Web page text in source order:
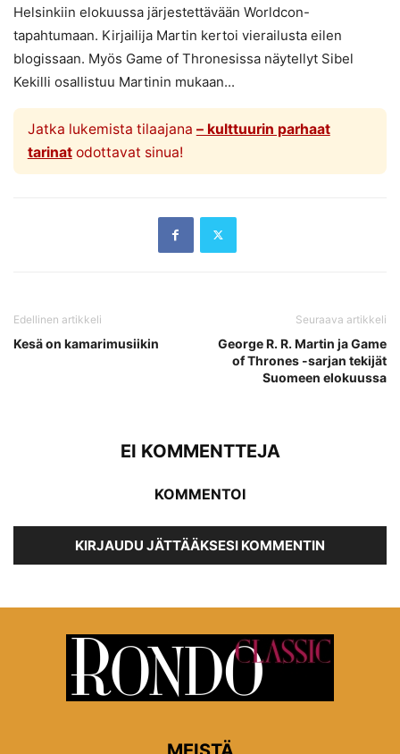
Helsinkiin elokuussa järjestettävään Worldcon-
tapahtumaan. Kirjailija Martin kertoi vierailusta eilen
blogissaan. Myös Game of Thronesissa näytellyt Sibel
Kekilli osallistuu Martinin mukaan...
Jatka lukemista tilaajana – kulttuurin parhaat
tarinatodottavat sinua!
Edellinen artikkeli
Kesä on kamarimusiikin
Seuraava artikkeli
George R. R. Martin ja Game
of Thrones -sarjan tekijät
Suomeen elokuussa
EI KOMMENTTEJA
KOMMENTOI
KIRJAUDU JÄTTÄÄKSESI KOMMENTIN